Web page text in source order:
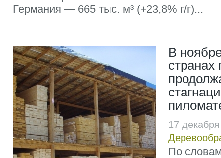
Германия — 665 тыс. м³ (+23,8% г/г)...
В
17
По